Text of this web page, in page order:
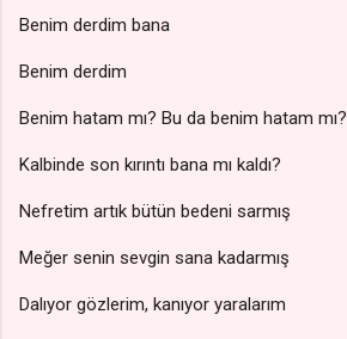
Benim derdim bana
Benim derdim
Benim hatam mı? Bu da benim hatam mı?
Kalbinde son kırıntı bana mı kaldı?
Nefretim artık bütün bedeni sarmış
Meğer senin sevgin sana kadarmış
Dalıyor gözlerim, kanıyor yaralarım